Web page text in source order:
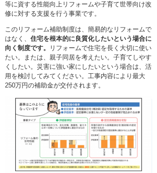
等に資する性能向上リフォームや子育て世帯向け改
修に対する支援を行う事業です。
このリフォーム補助制度は、簡易的なリフォームで
はなく、 住宅を根本的に良質化したいという場合に
向く制度です。
リフォームで住宅を長く大切に使い
たい。または、親子同居を考えたい。子育てしやす
くしたい。災害に強い家にしたいという場合は、活
用を検討してみてください。工事内容により最大
250万円の補助金が交付されます。